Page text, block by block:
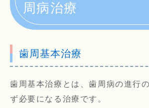
周病治療
歯周基本治療
歯周基本治療とは、歯周病の進行
ず必要になる治療です。